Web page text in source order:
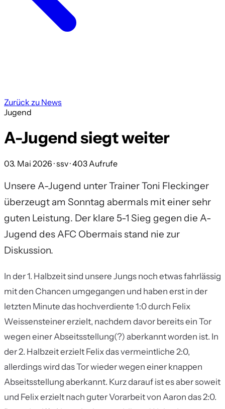
Zurück zu News
Jugend
A-Jugend siegt weiter
03. Mai 2026 · ssv· 403 Aufrufe
Unsere A-Jugend unter Trainer Toni Fleckinger
überzeugt am Sonntag abermals mit einer sehr
guten Leistung. Der klare 5-1 Sieg gegen die A-
Jugend des AFC Obermais stand nie zur
Diskussion.
In der 1. Halbzeit sind unsere Jungs noch etwas fahrlässig
mit den Chancen umgegangen und haben erst in der
letzten Minute das hochverdiente 1:0 durch Felix
Weissensteiner erzielt, nachdem davor bereits ein Tor
wegen einer Abseitsstellung(?) aberkannt worden ist. In
der 2. Halbzeit erzielt Felix das vermeintliche 2:0,
allerdings wird das Tor wieder wegen einer knappen
Abseitsstellung aberkannt. Kurz darauf ist es aber soweit
und Felix erzielt nach guter Vorarbeit von Aaron das 2:0.